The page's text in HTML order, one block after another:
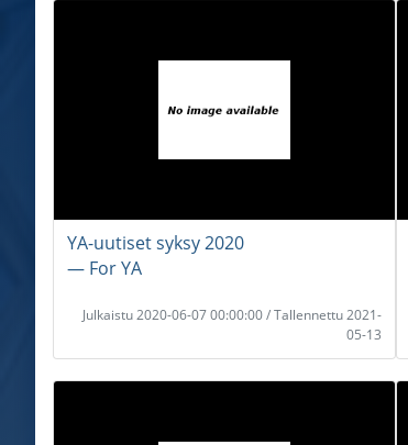
YA-uutiset syksy 2020
― For YA
Julkaistu 2020-06-07 00:00:00 / Tallennettu 2021-
05-13